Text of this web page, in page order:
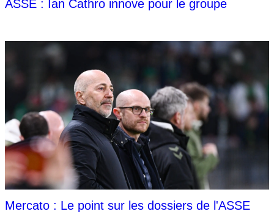
ASSE : Ian Cathro innove pour le groupe
Mercato : Le point sur les dossiers de l'ASSE